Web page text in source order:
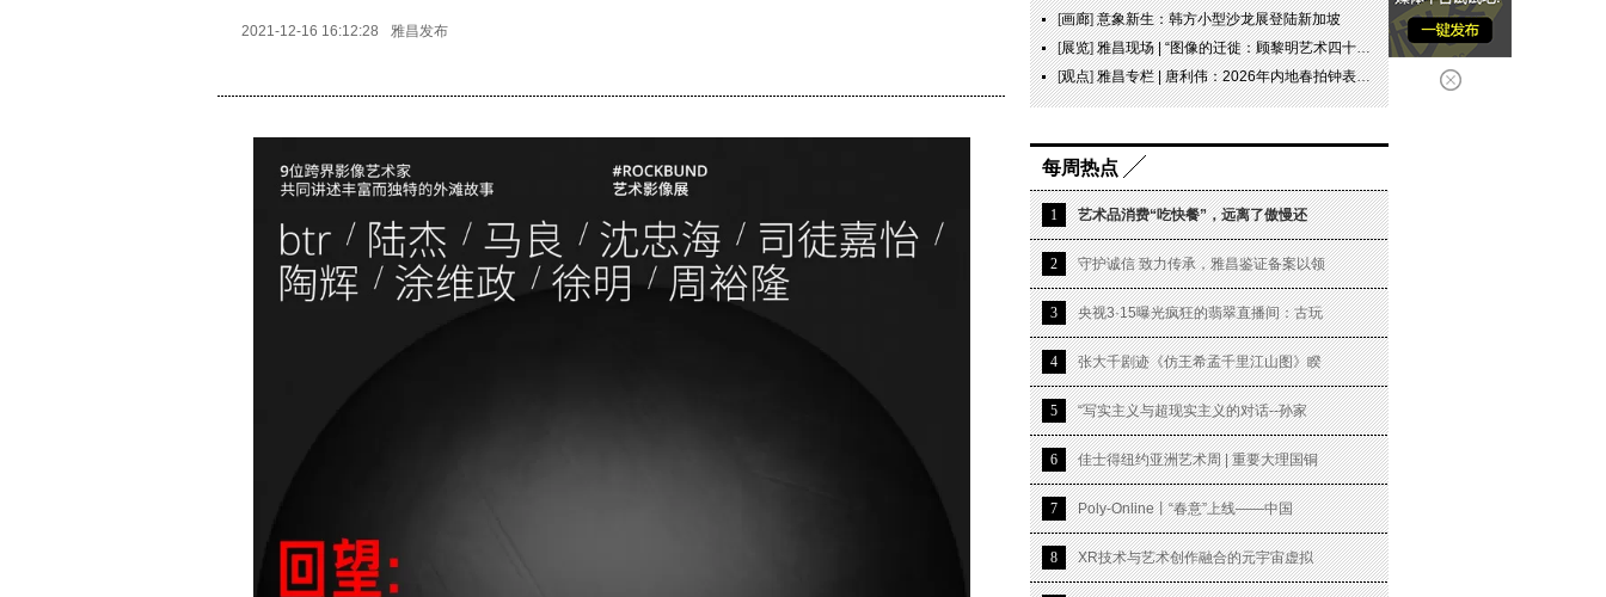
2021-12-16 16:12:28 雅昌发布
[画廊]意象新生：韩方小型沙龙展登陆新加坡
[展览]雅昌现场 | “图像的迁徙：顾黎明艺术四十年” 一场回望与再出发
[观点]雅昌专栏 | 唐利伟：2026年内地春拍钟表市场观察 赛道重构、圈层分化与收藏逻辑迭代
每周热点
1 艺术品消费“吃快餐”，远离了傲慢还
2 守护诚信 致力传承，雅昌鉴证备案以领
3 央视3·15曝光疯狂的翡翠直播间：古玩
4 张大千剧迹《仿王希孟千里江山图》睽
5 “写实主义与超现实主义的对话--孙家
6 佳士得纽约亚洲艺术周 | 重要大理国铜
7 Poly-Online丨“春意”上线——中国
8 XR技术与艺术创作融合的元宇宙虚拟